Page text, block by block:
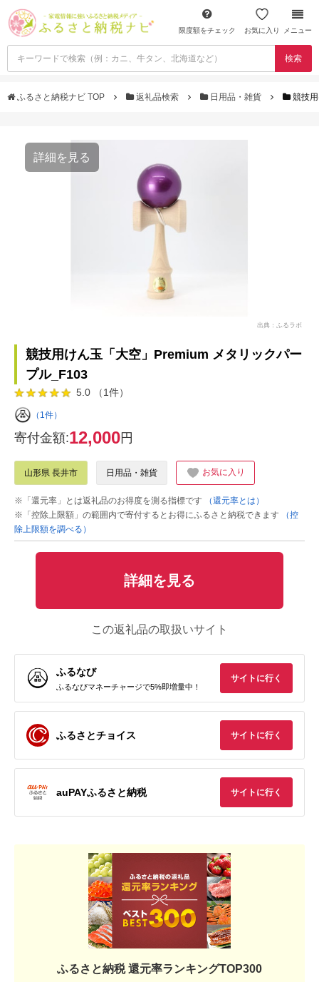
限度額をチェック お気に入り メニュー
検索
ふるさと納税ナビ TOP 返礼品検索 日用品・雑貨 競技
詳細を見る
出典：ふるラボ
競技用けん玉「大空」Premium メタリックパー
プル_F103
5.0 （1件）
（1件）
寄付金額:12,000円
山形県 長井市 日用品・雑貨 お気に入り
※「還元率」とは返礼品のお得度を測る指標です
（還元率とは）
※「控除上限額」の範囲内で寄付するとお得にふるさと納税できます
（控
除上限額を調べる）
詳細を見る
この返礼品の取扱いサイト
ふるなび
ふるなびマネーチャージで5%即増量中！
サイトに行く
ふるさとチョイス サイトに行く
auPAYふるさと納税 サイトに行く
ふるさと納税 還元率ランキングTOP300